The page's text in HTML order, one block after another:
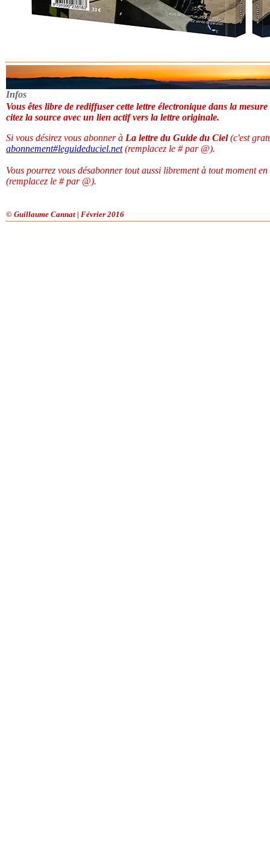
Infos
Vous êtes libre de rediffuser cette lettre électronique dans la
citez la source avec un lien actif vers la lettre originale.
Si vous désirez vous abonner à La lettre du Guide du Ciel(c'est
abonnement#leguideduciel.net(remplacez le # par @).
Vous pourrez vous désabonner tout aussi librement à tout moment
(remplacez le # par @).
© Guillaume Cannat | Février 2016